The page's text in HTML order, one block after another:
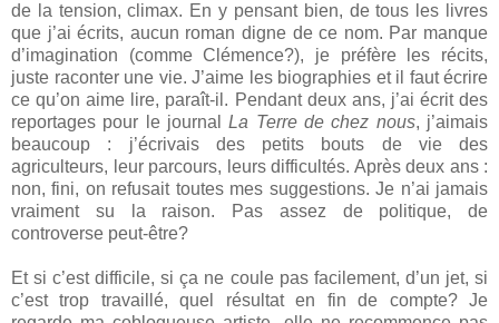
de la tension, climax. En y pensant bien, de tous les livres
que j’ai écrits, aucun roman digne de ce nom. Par manque
d’imagination (comme Clémence?), je préfère les récits,
juste raconter une vie. J’aime les biographies et il faut écrire
ce qu’on aime lire, paraît-il. Pendant deux ans, j’ai écrit des
reportages pour le journalLa Terre de chez nous, j’aimais
beaucoup : j’écrivais des petits bouts de vie des
agriculteurs, leur parcours, leurs difficultés. Après deux ans :
non, fini, on refusait toutes mes suggestions. Je n’ai jamais
vraiment su la raison. Pas assez de politique, de
controverse peut-être?
Et si c’est difficile, si ça ne coule pas facilement, d’un jet, si
c’est trop travaillé, quel résultat en fin de compte? Je